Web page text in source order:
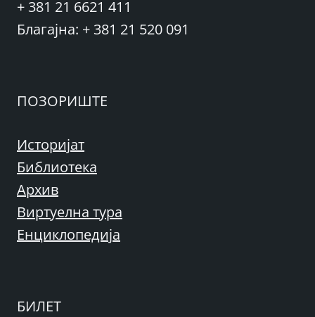
+ 381 21 6621 411
Благајна: + 381 21 520 091
ПОЗОРИШТЕ
Историјат
Библиотека
Архив
Виртуелна тура
Енциклопедија
БИЛЕТ